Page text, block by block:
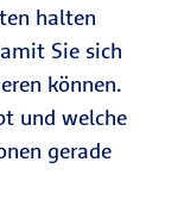
halten
Sie sich
können.
und welche
gerade